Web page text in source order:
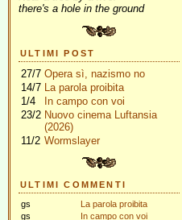
there's a hole in the ground
ULTIMI POST
27/7 Opera sì, nazismo no
14/7 La parola proibita
1/4
In campo con voi
23/2 Nuovo cinema Luftansia
(2026)
11/2 Wormslayer
ULTIMI COMMENTI
gs
La parola proibita
gs
In campo con voi